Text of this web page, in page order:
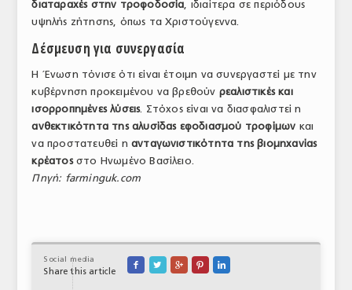
διαταραχές στην τροφοδοσία, ιδιαίτερα σε περιόδους
υψηλής ζήτησης, όπως τα Χριστούγεννα.
Δέσμευση για συνεργασία
Η Ένωση τόνισε ότι είναι έτοιμη να συνεργαστεί με την
κυβέρνηση προκειμένου να βρεθούν ρεαλιστικές και
ισορροπημένες λύσεις. Στόχος είναι να διασφαλιστεί η
ανθεκτικότητα της αλυσίδας εφοδιασμού τροφίμων και
να προστατευθεί η ανταγωνιστικότητα της βιομηχανίας
κρέατοςστο Ηνωμένο Βασίλειο.
Πηγή: farminguk.com
Social media
Share this article
    